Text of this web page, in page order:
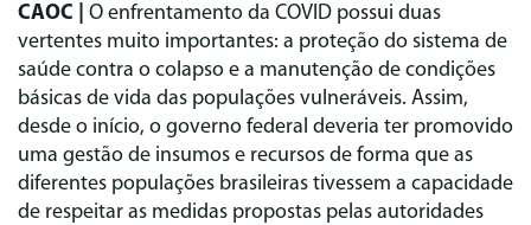
CAOC | O enfrentamento da COVID possui duas
vertentes muito importantes: a proteção do sistema de
saúde contra o colapso e a manutenção de condições
básicas de vida das populações vulneráveis. Assim,
desde o início, o governo federal deveria ter promovido
uma gestão de insumos e recursos de forma que as
diferentes populações brasileiras tivessem a capacidade
de respeitar as medidas propostas pelas autoridades